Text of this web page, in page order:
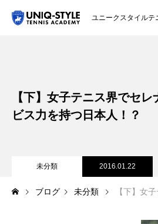
ユニークスタイルテ
スクール紹介・コーチ紹介
ブログ
アクセス
【下】女子テニス界でセ
ビス力を持つ日本人！？
未分類 2016.01.22
ブログ 未分類 【下】女子テニス界